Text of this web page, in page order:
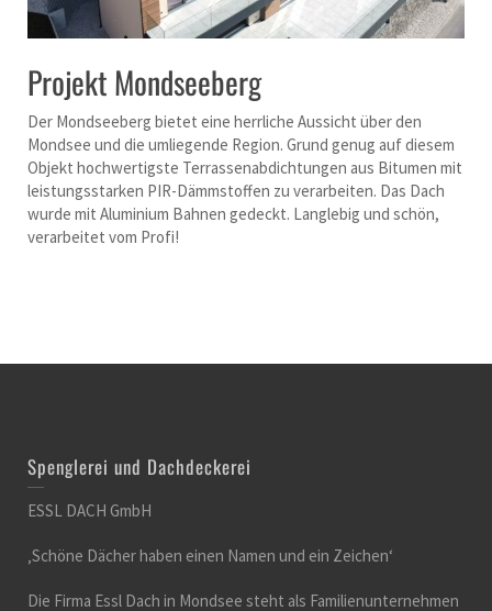
Projekt Mondseeberg
Der Mondseeberg bietet eine herrliche Aussicht über den
Mondsee und die umliegende Region. Grund genug auf diesem
Objekt hochwertigste Terrassenabdichtungen aus Bitumen mit
leistungsstarken PIR-Dämmstoffen zu verarbeiten. Das Dach
wurde mit Aluminium Bahnen gedeckt. Langlebig und schön,
verarbeitet vom Profi!
Spenglerei und Dachdeckerei
ESSL DACH GmbH
‚Schöne Dächer haben einen Namen und ein Zeichen‘
Die Firma Essl Dach in Mondsee steht als Familienunternehmen